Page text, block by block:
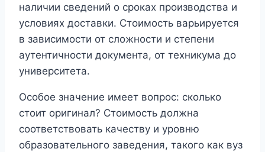
наличии сведений о сроках производства и
условиях доставки. Стоимость варьируется
в зависимости от сложности и степени
аутентичности документа, от техникума до
университета.
Особое значение имеет вопрос: сколько
стоит оригинал? Стоимость должна
соответствовать качеству и уровню
образовательного заведения, такого как вуз